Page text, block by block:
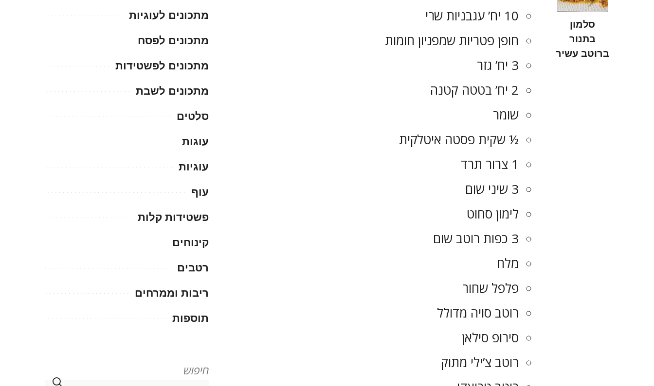
סלמון
בתנור
ברוטב עשיר
10 יח’ עגבניות שרי
חופן פטריות שמפניון חומות
3 יח’ גזר
2 יח’ בטטה קטנה
שומר
½ שקית פסטה איטלקית
1 צרור תרד
3 שיני שום
לימון סחוט
3 כפות רוטב שום
מלח
פלפל שחור
רוטב סויה מדולל
סירופ סילאן
רוטב צ’ילי מתוק
מתכונים לעוגיות
מתכונים לפסח
מתכונים לפשטידות
מתכונים לשבת
סלטים
עוגות
עוגיות
עוף
פשטידות קלות
קינוחים
רטבים
ריבות וממרחים
תוספות
חיפוש